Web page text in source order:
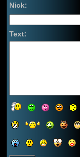
Nick:
Text: